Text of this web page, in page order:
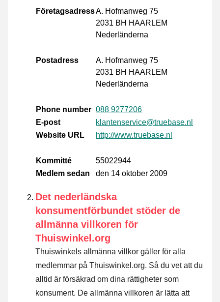
FöretagsadressA. Hofmanweg 75
2031 BH HAARLEM
Nederländerna
Postadress
A. Hofmanweg 75
2031 BH HAARLEM
Nederländerna
Phone number 088 9277206
E-post
klantenservice@truebase.nl
Website URL
http://www.truebase.nl
Kommitté
55022944
Medlem sedan
den 14 oktober 2009
Det nederländska
konsumentförbundet stöder de
allmänna villkoren för
Thuiswinkel.org
Thuiswinkels allmänna villkor gäller för alla
medlemmar på Thuiswinkel.org. Så du vet att du
alltid är försäkrad om dina rättigheter som
konsument. De allmänna villkoren är lätta att